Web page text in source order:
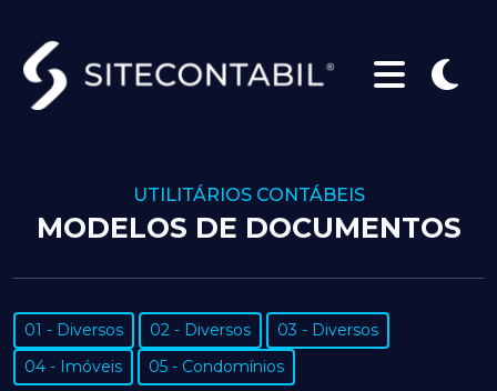
UTILITÁRIOS CONTÁBEIS
MODELOS DE DOCUMENTOS
01 - Diversos 02 - Diversos
03 - Diversos
04 - Imóveis
05 - Condomínios